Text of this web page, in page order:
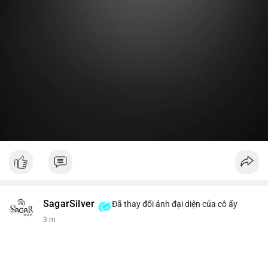
SagarSilver Đã thay đổi ảnh đại diện của cô ấy
3 m